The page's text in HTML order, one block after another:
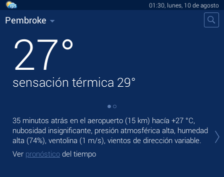
01:30, lunes, 10 de agosto
Pembroke
27°
sensación térmica 29°
35 minutos atrás en el aeropuerto (15 km) hacía +27 °C,
nubosidad insignificante, presión atmosférica alta, humedad
alta (74%), ventolina (1 m/s), vientos de dirección variable.
Ver pronóstico del tiempo